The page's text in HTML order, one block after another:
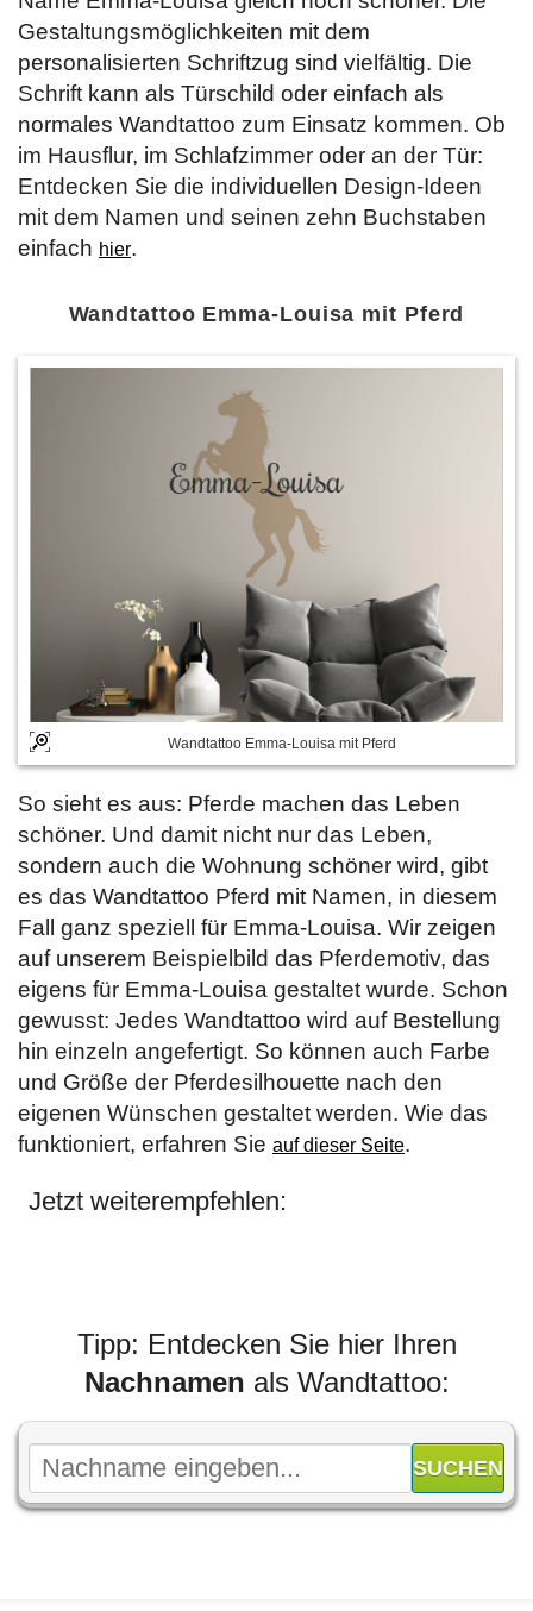
Gestaltungsmöglichkeiten mit dem
personalisierten Schriftzug sind vielfältig. Die
Schrift kann als Türschild oder einfach als
normales Wandtattoo zum Einsatz kommen. Ob
im Hausflur, im Schlafzimmer oder an der Tür:
Entdecken Sie die individuellen Design-Ideen
mit dem Namen und seinen zehn Buchstaben
einfach hier.
Wandtattoo Emma-Louisa mit Pferd
Wandtattoo Emma-Louisa mit Pferd
So sieht es aus: Pferde machen das Leben
schöner. Und damit nicht nur das Leben,
sondern auch die Wohnung schöner wird, gibt
es das Wandtattoo Pferd mit Namen, in diesem
Fall ganz speziell für Emma-Louisa. Wir zeigen
auf unserem Beispielbild das Pferdemotiv, das
eigens für Emma-Louisa gestaltet wurde. Schon
gewusst: Jedes Wandtattoo wird auf Bestellung
hin einzeln angefertigt. So können auch Farbe
und Größe der Pferdesilhouette nach den
eigenen Wünschen gestaltet werden. Wie das
funktioniert, erfahren Sie auf dieser Seite.
Jetzt weiterempfehlen:
Tipp: Entdecken Sie hier Ihren
Nachnamen als Wandtattoo: